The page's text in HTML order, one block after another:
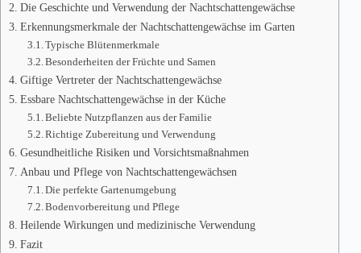
Die Geschichte und Verwendung der Nachtschattengewächse
Erkennungsmerkmale der Nachtschattengewächse im Garten
Typische Blütenmerkmale
Besonderheiten der Früchte und Samen
Giftige Vertreter der Nachtschattengewächse
Essbare Nachtschattengewächse in der Küche
Beliebte Nutzpflanzen aus der Familie
Richtige Zubereitung und Verwendung
Gesundheitliche Risiken und Vorsichtsmaßnahmen
Anbau und Pflege von Nachtschattengewächsen
Die perfekte Gartenumgebung
Bodenvorbereitung und Pflege
Heilende Wirkungen und medizinische Verwendung
Fazit